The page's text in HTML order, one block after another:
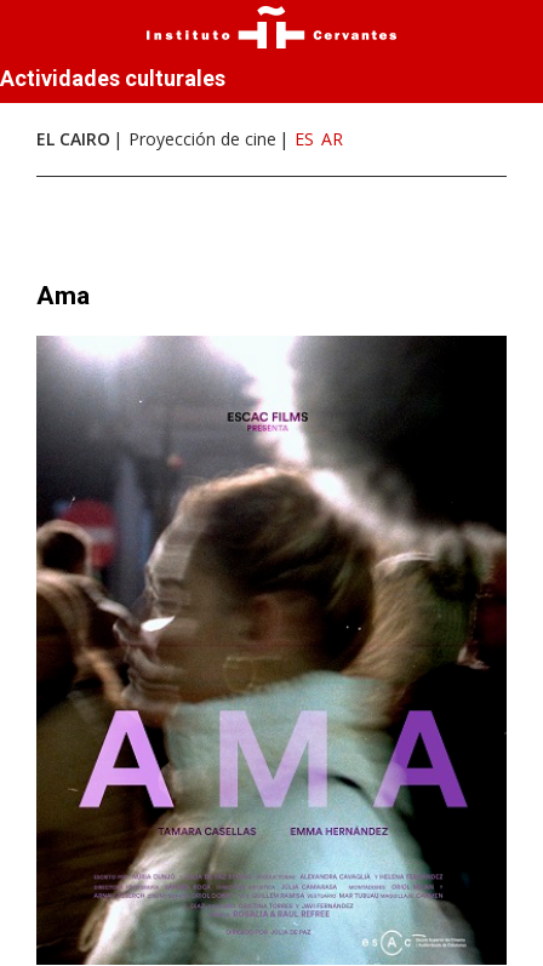
Actividades culturales
EL CAIRO Proyección de cine ES AR
Ama